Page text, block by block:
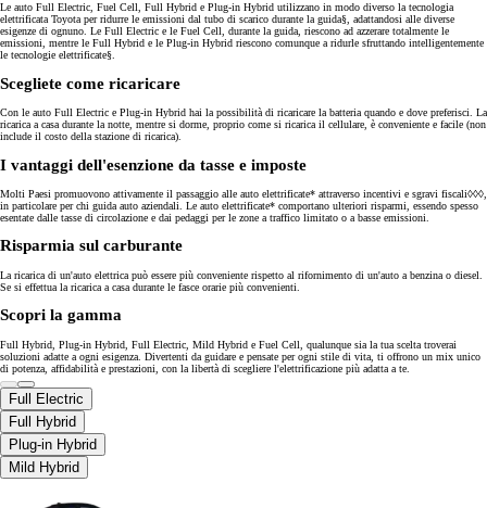
Le auto Full Electric, Fuel Cell, Full Hybrid e Plug-in Hybrid utilizzano in modo diverso la tecnologia
elettrificata Toyota per ridurre le emissioni dal tubo di scarico durante la guida§, adattandosi alle diverse
esigenze di ognuno. Le Full Electric e le Fuel Cell, durante la guida, riescono ad azzerare totalmente le
emissioni, mentre le Full Hybrid e le Plug-in Hybrid riescono comunque a ridurle sfruttando intelligentemente
le tecnologie elettrificate§.
Scegliete come ricaricare
Con le auto Full Electric e Plug-in Hybrid hai la possibilità di ricaricare la batteria quando e dove preferisci. La
ricarica a casa durante la notte, mentre si dorme, proprio come si ricarica il cellulare, è conveniente e facile (non
include il costo della stazione di ricarica).
I vantaggi dell'esenzione da tasse e imposte
Molti Paesi promuovono attivamente il passaggio alle auto elettrificate* attraverso incentivi e sgravi fiscali◊◊◊,
in particolare per chi guida auto aziendali. Le auto elettrificate* comportano ulteriori risparmi, essendo spesso
esentate dalle tasse di circolazione e dai pedaggi per le zone a traffico limitato o a basse emissioni.
Risparmia sul carburante
La ricarica di un'auto elettrica può essere più conveniente rispetto al rifornimento di un'auto a benzina o diesel.
Se si effettua la ricarica a casa durante le fasce orarie più convenienti.
Scopri la gamma
Full Hybrid, Plug-in Hybrid, Full Electric, Mild Hybrid e Fuel Cell, qualunque sia la tua scelta troverai
soluzioni adatte a ogni esigenza. Divertenti da guidare e pensate per ogni stile di vita, ti offrono un mix unico
di potenza, affidabilità e prestazioni, con la libertà di scegliere l'elettrificazione più adatta a te.
Full Electric
Full Hybrid
Plug-in Hybrid
Mild Hybrid